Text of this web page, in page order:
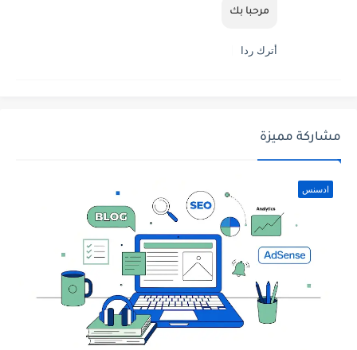
مرحبا بك
أترك ردا
مشاركة مميزة
ادسنس